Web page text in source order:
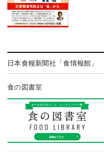
日本食糧新聞社「食情報館」
食の図書室